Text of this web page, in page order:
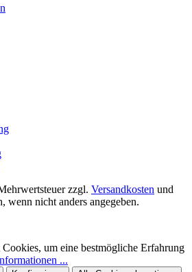
zzgl. Versandkosten und
wenn nicht anders angegeben.
um eine bestmögliche Erfahrung
...